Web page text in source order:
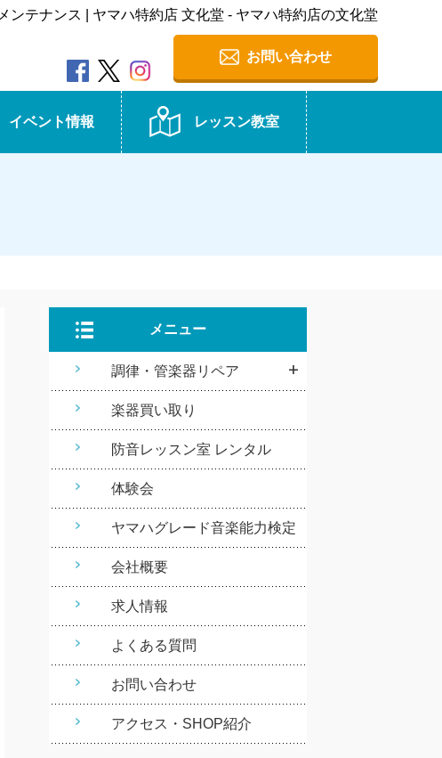
ンテナンス | ヤマハ特約店 文化堂 - ヤマハ特約店の文化堂
お問い合わせ
イベント情報 レッスン教室
メニュー
調律・管楽器リペア
楽器買い取り
防音レッスン室 レンタル
体験会
ヤマハグレード音楽能力検定
会社概要
求人情報
よくある質問
お問い合わせ
アクセス・SHOP紹介